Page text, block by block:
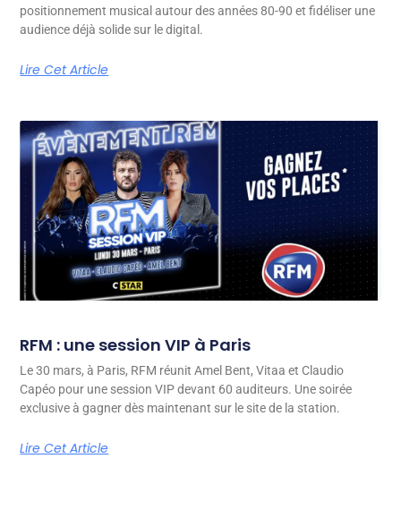
positionnement musical autour des années 80-90 et fidéliser une
audience déjà solide sur le digital.
Lire Cet Article
RFM : une session VIP à Paris
Le 30 mars, à Paris, RFM réunit Amel Bent, Vitaa et Claudio
Capéo pour une session VIP devant 60 auditeurs. Une soirée
exclusive à gagner dès maintenant sur le site de la station.
Lire Cet Article